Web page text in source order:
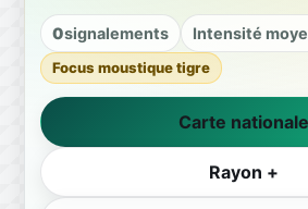
0signalements Intensité
Focus moustique tigre
Carte nationale
Rayon +